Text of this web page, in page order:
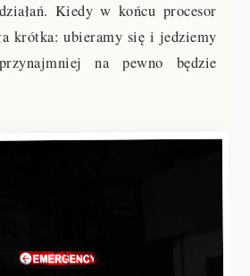
Kiedy w końcu procesor
krótka: ubieramy się i jedziemy
na pewno będzie